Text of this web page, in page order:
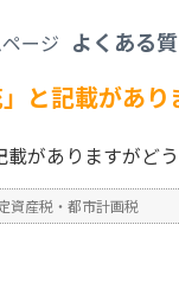
よくある
と記載があ
がありますがど
資産税・都市計画税